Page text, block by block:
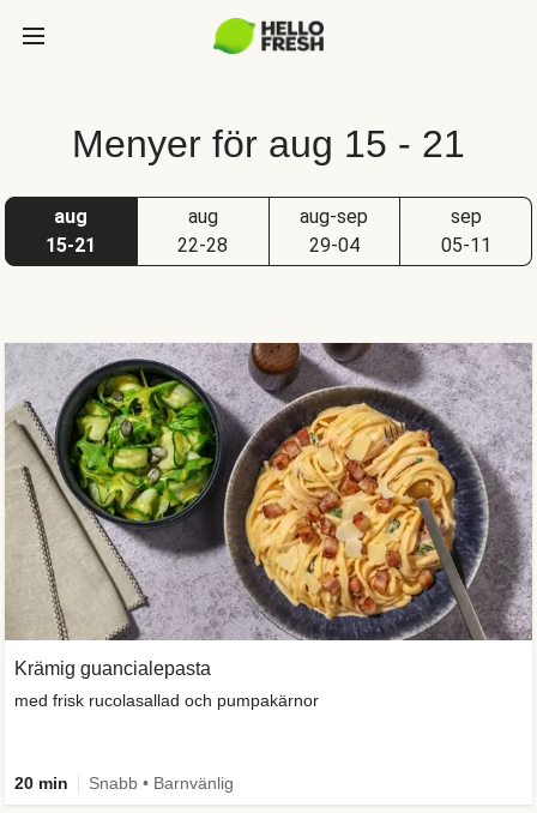
Menyer för aug 15 - 21
aug
15-21
aug
22-28
aug-sep
29-04
sep
05-11
Krämig guancialepasta
med frisk rucolasallad och pumpakärnor
20 min Snabb • Barnvänlig